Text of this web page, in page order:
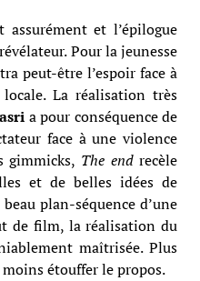
assurément et l’épilogue
Pour la jeunesse
peut-être l’espoir face à
La réalisation très
a pour conséquence de
face à une violence
gimmicks, The endrecèle
et de belles idées de
plan-séquence d’une
de film, la réalisation du
maîtrisée. Plus
étouffer le propos.